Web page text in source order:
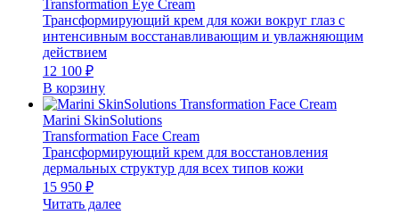
Transformation Eye Cream
Трансформирующий крем для кожи вокруг глаз с
интенсивным восстанавливающим и увлажняющим
действием
12 100 ₽
В корзину
Marini SkinSolutions
Transformation Face Cream
Трансформирующий крем для восстановления
дермальных структур для всех типов кожи
15 950 ₽
Читать далее